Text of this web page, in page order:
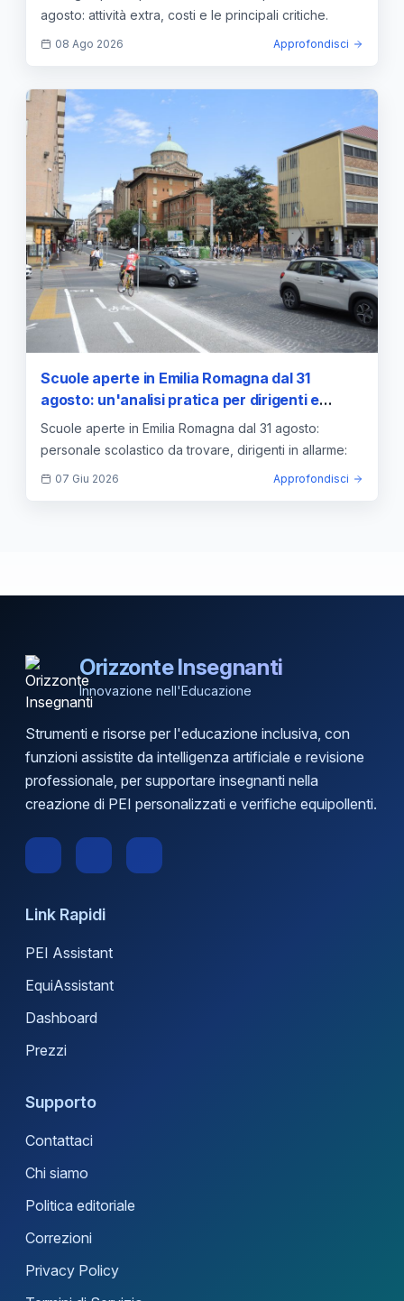
agosto: attività extra, costi e le principali critiche.
08 Ago 2026 Approfondisci
Scuole aperte in Emilia Romagna dal 31
agosto: un'analisi pratica per dirigenti e
famiglie
Scuole aperte in Emilia Romagna dal 31 agosto:
personale scolastico da trovare, dirigenti in allarme:
07 Giu 2026 Approfondisci
Orizzonte Insegnanti
Innovazione nell'Educazione
Strumenti e risorse per l'educazione inclusiva, con
funzioni assistite da intelligenza artificiale e revisione
professionale, per supportare insegnanti nella
creazione di PEI personalizzati e verifiche equipollenti.
Link Rapidi
PEI Assistant
EquiAssistant
Dashboard
Prezzi
Supporto
Contattaci
Chi siamo
Politica editoriale
Correzioni
Privacy Policy